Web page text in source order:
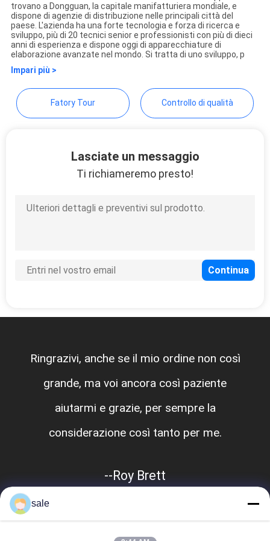
SITO
PRIVACY
POLICY
Dongguan Hesheng Long
Trading Co., Ltd.
trovano a Dongguan, la capitale manifatturiera mondiale, e
dispone di agenzie di distribuzione nelle principali città del
paese. L'azienda ha una forte tecnologia e forza di ricerca e
sviluppo, più di 20 tecnici senior e professionisti con più di dieci
anni di esperienza e dispone oggi di apparecchiature di
elaborazione avanzate nel mondo. Si tratta di uno sviluppo, p
Impari più >
Fatory Tour Controllo di qualità
Lasciate un messaggio
Ti richiameremo presto!
Ringrazivi, anche se il mio ordine non così
grande, ma voi ancora così paziente
aiutarmi e grazie, per sempre la
considerazione così tanto per me.
--Roy Brett
sale